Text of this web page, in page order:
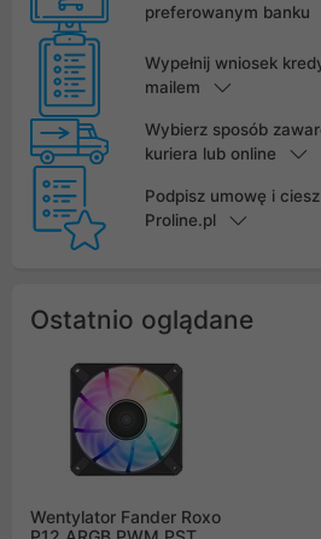
preferowanym banku
Wypełnij wniosek
mailem
Wybierz sposób
kuriera lub online
Podpisz umowę i
Proline.pl
Ostatnio oglądane
Wentylator Fander Roxo